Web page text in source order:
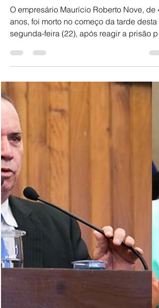
pela PM em episódio de violência
doméstica na zona sul de Marília
O empresário Maurício Roberto Nove, de
anos, foi morto no começo da tarde desta
segunda-feira (22), após reagir a prisão
no Bairro Jóquei Club, na zona sul da
cidade. Os policiais receberam um
chamado de vizinhos para ocorrência de
violência doméstica pela manhã e no local,
ao adentrarem o imóvel, avistaram Maurício
tentando estrangular a esposa dele, uma
empresária de 33 anos. Ela tentou acionar
um relógio inteligente no b